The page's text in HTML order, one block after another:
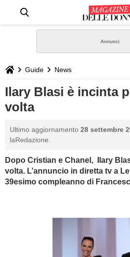
STILE
BIOGRAFIE
DEFINIZIONI
GASTRONOMIA
Guide News
Ilary Blasi è incinta
volta
Ultimo aggiornamento 28 settembre
laRedazione.
Dopo Cristian e Chanel, Ilary
volta. L’annuncio in diretta tv a
39esimo compleanno di